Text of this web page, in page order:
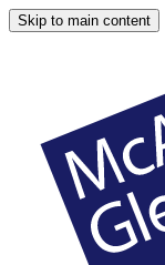
Skip to main content